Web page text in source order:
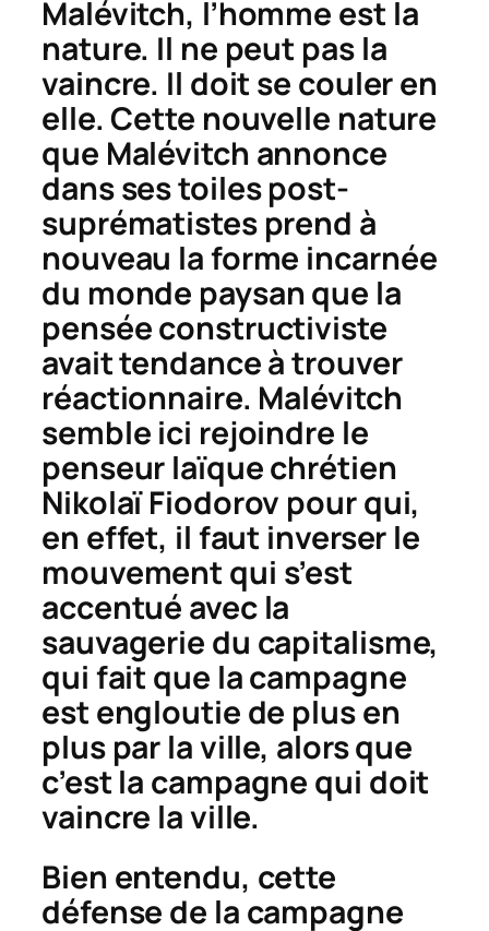
Malévitch, l’homme est la
nature. Il ne peut pas la
vaincre. Il doit se couler en
elle. Cette nouvelle nature
que Malévitch annonce
dans ses toiles post-
suprématistes prend à
nouveau la forme incarnée
du monde paysan que la
pensée constructiviste
avait tendance à trouver
réactionnaire. Malévitch
semble ici rejoindre le
penseur laïque chrétien
Nikolaï Fiodorov pour qui,
en effet, il faut inverser le
mouvement qui s’est
accentué avec la
sauvagerie du capitalisme,
qui fait que la campagne
est engloutie de plus en
plus par la ville, alors que
c’est la campagne qui doit
vaincre la ville.
Bien entendu, cette
défense de la campagne